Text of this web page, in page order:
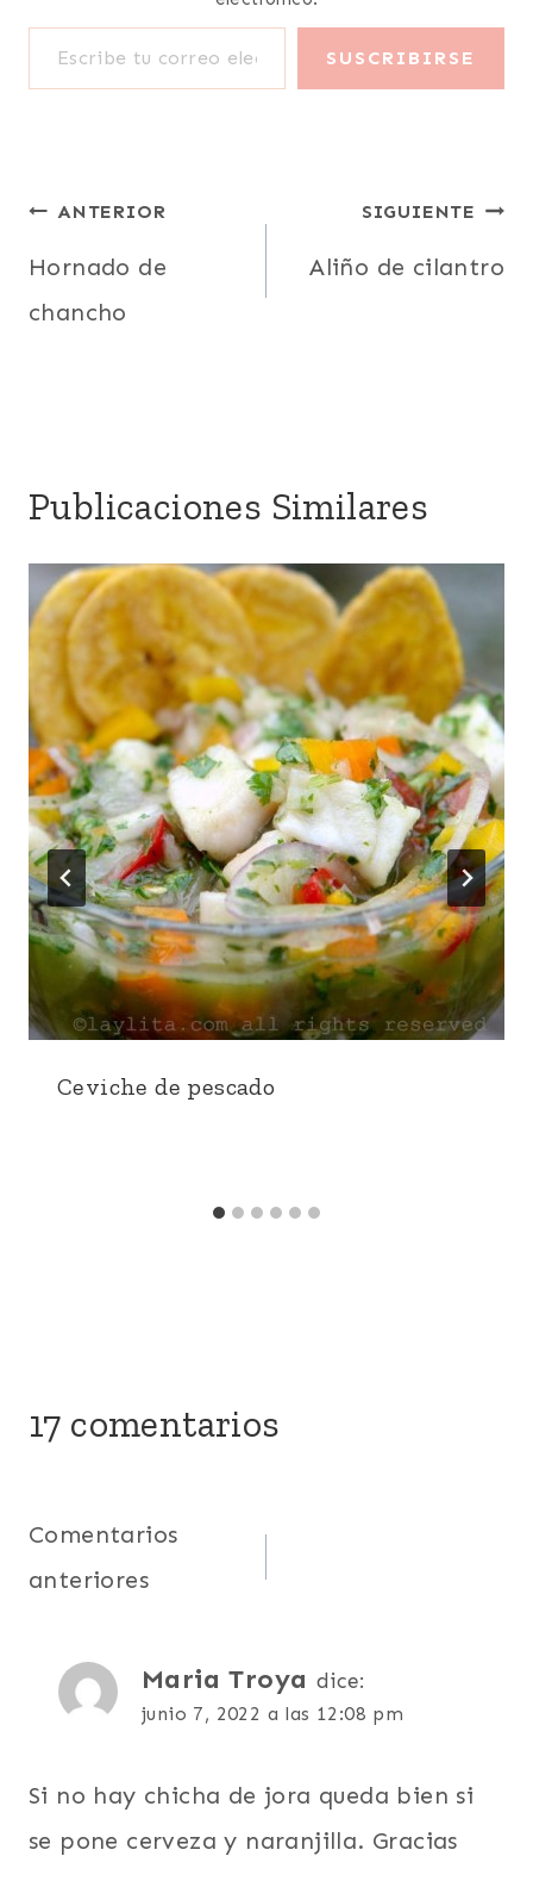
Escribe tu correo electrónico…
SUSCRIBIRSE
Navegación
de
entradas
ANTERIOR
Hornado de
chancho
SIGUIENTE
Aliño de cilantro
Publicaciones Similares
Ceviche de pescado
17 comentarios
Navegación
de
comentarios
Comentarios
anteriores
Maria Troya dice:
junio 7, 2022 a las 12:08 pm
Si no hay chicha de jora queda bien si
se pone cerveza y naranjilla. Gracias